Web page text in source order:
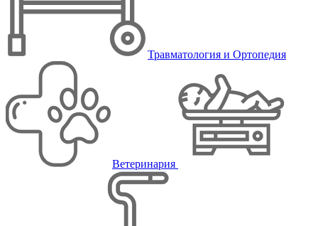
Травматология и Ортопедия
Ветеринария